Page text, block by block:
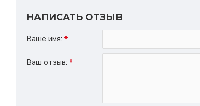
НАПИСАТЬ ОТЗЫВ
Ваше имя:
Ваш отзыв: